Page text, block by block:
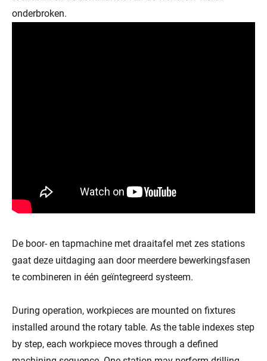
onderbroken.
De boor- en tapmachine met draaitafel met zes stations
gaat deze uitdaging aan door meerdere bewerkingsfasen
te combineren in één geïntegreerd systeem.
During operation, workpieces are mounted on fixtures
installed around the rotary table. As the table indexes step
by step, each workpiece moves through a defined